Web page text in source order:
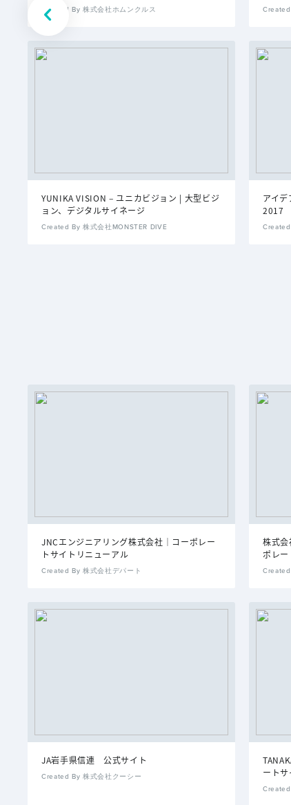
Created By 株式会社ホムンクルス Created
YUNIKA VISION – ユニカビジョン | 大型ビジ
ョン、デジタルサイネージ
Created By 株式会社MONSTER DIVE
アイ
2017
Created
JNCエンジニアリング株式会社｜コーポレー
トサイトリニューアル
Created By 株式会社デパート
株式
ポレー
Created
JA岩手県信連 公式サイト
Created By 株式会社クーシー
ート
Created